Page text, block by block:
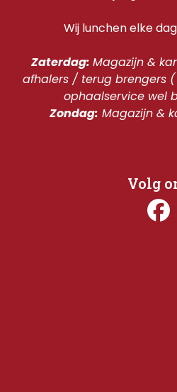
Wij lunchen elke dag
Zaterdag: Magazijn &
afhalers / terug brengers
ophaalservice wel
Zondag: Magazijn &
Volg